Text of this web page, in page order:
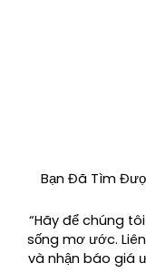
Bạn Đã Tìm
“Hãy để chúng
sống mơ ước.
và nhận báo giá